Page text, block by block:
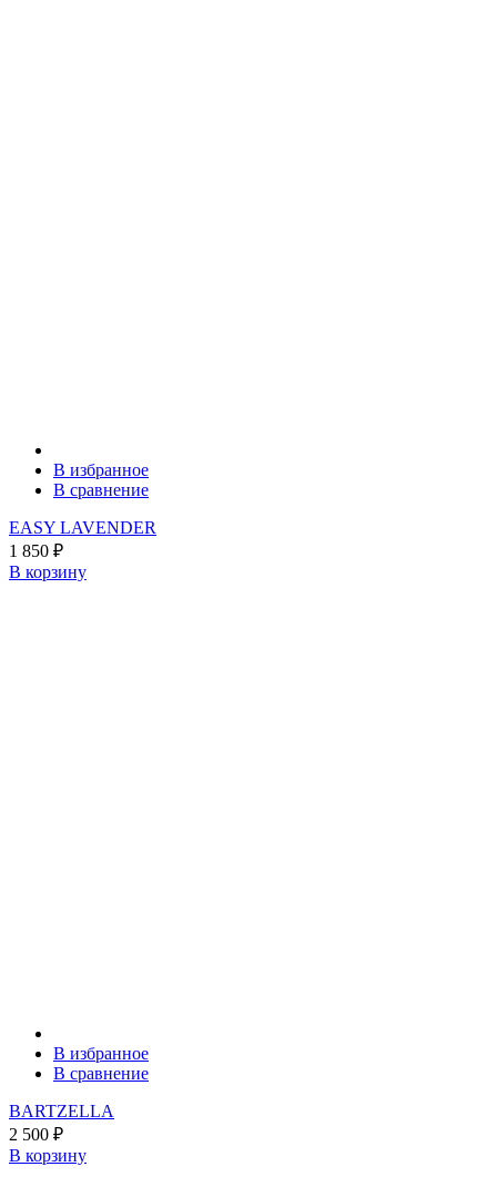
В избранное
В сравнение
EASY LAVENDER
1 850 ₽
В корзину
В избранное
В сравнение
BARTZELLA
2 500 ₽
В корзину